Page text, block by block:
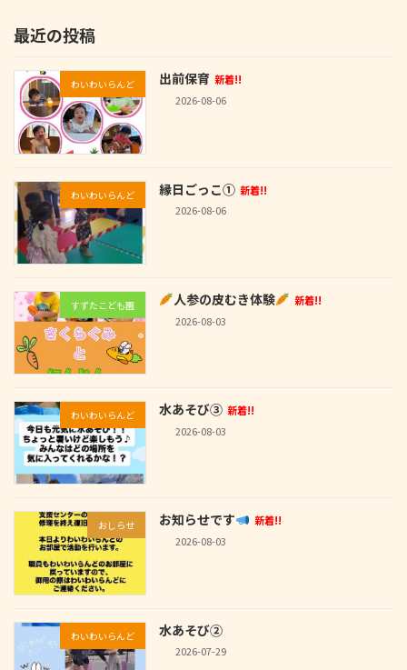
最近の投稿
わいわいらんど 出前保育 新着!!
2026-08-06
わいわいらんど 縁日ごっこ① 新着!!
2026-08-06
すずたこども園 人参の皮むき体験
新着!!
2026-08-03
わいわいらんど 水あそび③ 新着!!
2026-08-03
おしらせ お知らせです
新着!!
2026-08-03
わいわいらんど 水あそび②
2026-07-29